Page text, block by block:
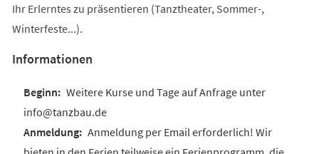
Ihr Erlerntes zu präsentieren (Tanztheater, Sommer-,
Winterfeste...).
Informationen
Weitere Kurse und Tage auf Anfrage unter
info@tanzbau.de
Anmeldung per Email erforderlich! Wir